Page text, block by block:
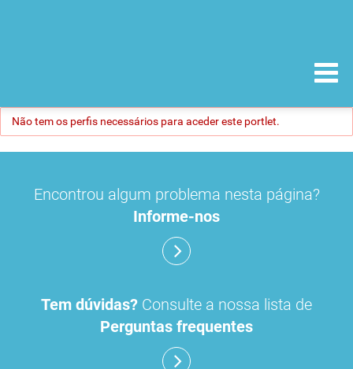
Não tem os perfis necessários para aceder este portlet.
Encontrou algum problema nesta página?
Informe-nos
Tem dúvidas? Consulte a nossa lista de
Perguntas frequentes